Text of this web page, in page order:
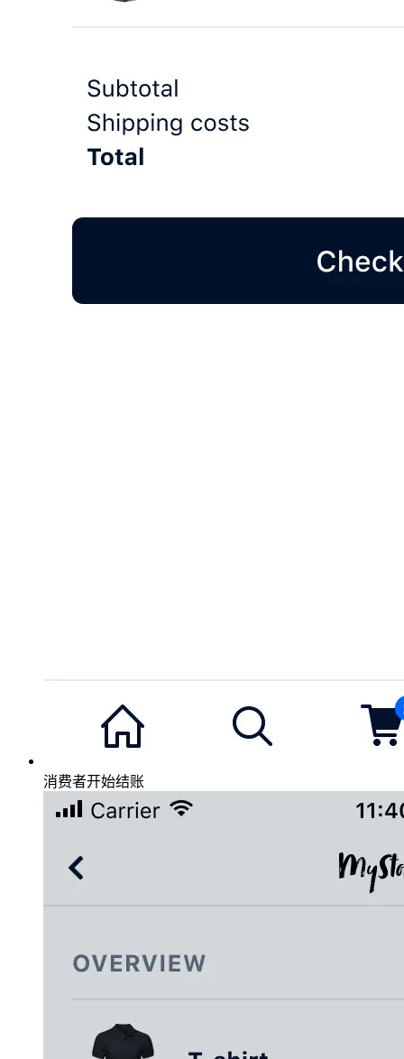
消费者开始结账